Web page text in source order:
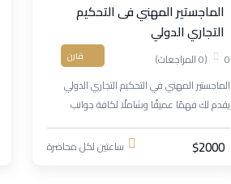
الماجستير المهني فى التحكيم
التجاري الدولي
0 (0 المراجعات) قارن
الماجستير المهني في التحكيم التجاري الدولي
يقدم لك فهمًا عميقًا وشاملًا لكافة جوانب
التحكيم التجاري، بدءًا من إبرام اتفاقيات التحكيم
وحتى تنفيذ أحكامها.
$2000 ساعتين لكل محاضرة